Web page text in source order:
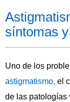
síntomas
Uno de los
astigmatismo, el
de las patologías